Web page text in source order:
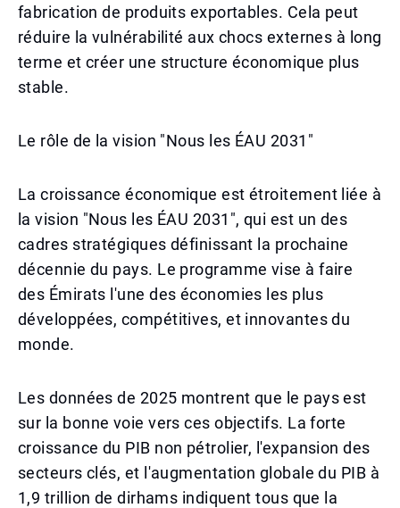
fabrication de produits exportables. Cela peut
réduire la vulnérabilité aux chocs externes à long
terme et créer une structure économique plus
stable.
Le rôle de la vision "Nous les ÉAU 2031"
La croissance économique est étroitement liée à
la vision "Nous les ÉAU 2031", qui est un des
cadres stratégiques définissant la prochaine
décennie du pays. Le programme vise à faire
des Émirats l'une des économies les plus
développées, compétitives, et innovantes du
monde.
Les données de 2025 montrent que le pays est
sur la bonne voie vers ces objectifs. La forte
croissance du PIB non pétrolier, l'expansion des
secteurs clés, et l'augmentation globale du PIB à
1,9 trillion de dirhams indiquent tous que la